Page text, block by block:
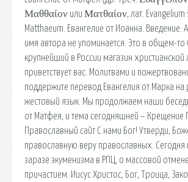
Μαθθαίον или Ματθαίον, лат. Evangelium
Matthaeum. Евангелие от Иоанна. Введение.
имя автора не упоминается. Это в общем-
крупнейший в России магазин
приветствует вас. Молитвами и
поддержите перевод Евангелия от Марка на
жестовый язык. Мы продолжаем наши
от Матфея, и тема сегодняшней – Крещение
Православный сайт С нами Бог! Утверди,
православную веру православных.
заразе экуменизма в РПЦ, о массовой
причастием. Иисус Христос, Бог, Троица,